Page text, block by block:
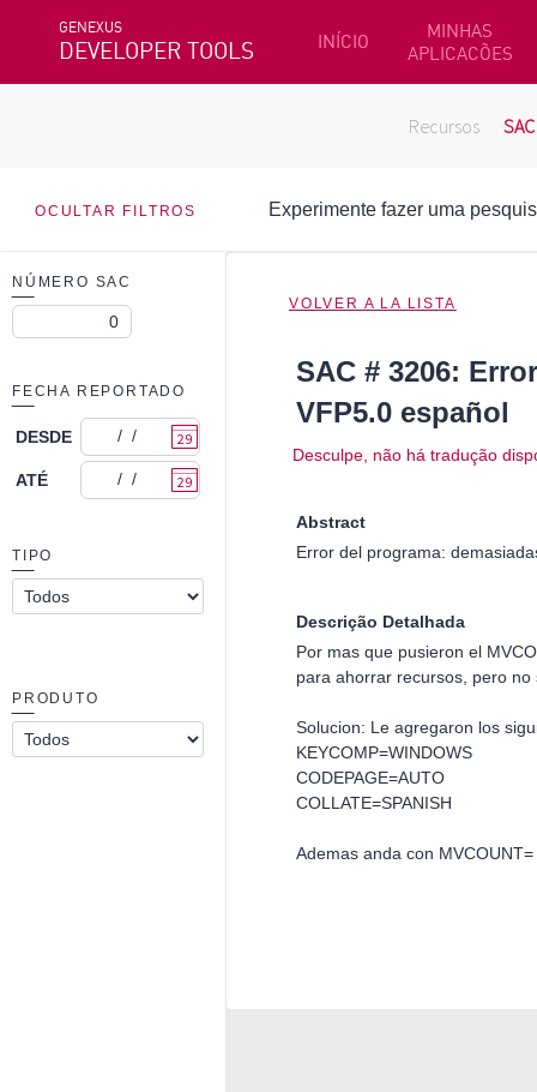
GENEXUS
DEVELOPER TOOLS INÍCIO
MINHAS
APLICACÕES
Recursos SAC